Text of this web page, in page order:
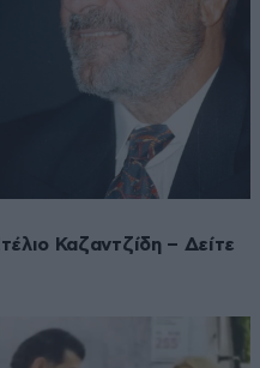
Καζαντζίδη – Δείτε